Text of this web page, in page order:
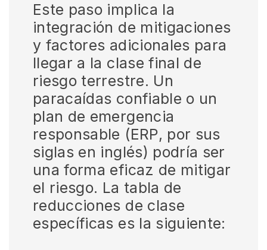
Este paso implica la
integración de mitigaciones
y factores adicionales para
llegar a la clase final de
riesgo terrestre. Un
paracaídas confiable o un
plan de emergencia
responsable (ERP, por sus
siglas en inglés) podría ser
una forma eficaz de mitigar
el riesgo. La tabla de
reducciones de clase
específicas es la siguiente: